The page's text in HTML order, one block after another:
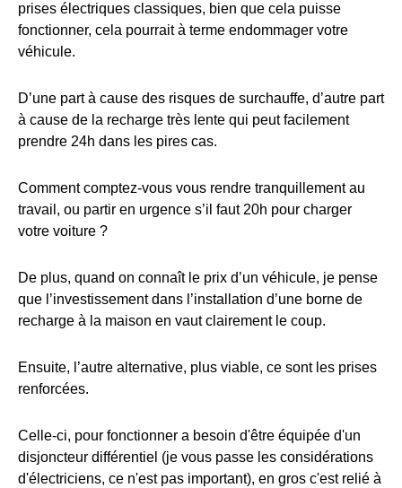
prises électriques classiques, bien que cela puisse
fonctionner, cela pourrait à terme endommager votre
véhicule.
D’une part à cause des risques de surchauffe, d’autre part
à cause de la recharge très lente qui peut facilement
prendre 24h dans les pires cas.
Comment comptez-vous vous rendre tranquillement au
travail, ou partir en urgence s’il faut 20h pour charger
votre voiture ?
De plus, quand on connaît le prix d’un véhicule, je pense
que l’investissement dans l’installation d’une borne de
recharge à la maison en vaut clairement le coup.
Ensuite, l’autre alternative, plus viable, ce sont les prises
renforcées.
Celle-ci, pour fonctionner a besoin d'être équipée d'un
disjoncteur différentiel (je vous passe les considérations
d'électriciens, ce n'est pas important), en gros c'est relié à